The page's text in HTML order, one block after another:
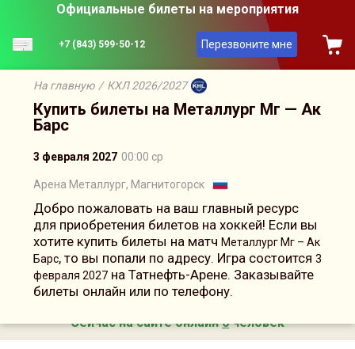
Официальные билеты на мероприятия
+7 (843) 599-50-12 Перезвоните мне
На главную / КХЛ 2026/2027
Купить билеты на Металлург Мг — Ак
Барс
3 февраля 2027 00:00 ср
Арена Металлург, Магнитогорск
Добро пожаловать на ваш главный ресурс
для приобретения билетов на хоккей! Если вы
хотите купить билеты на матч Металлург Мг – Ак
Барс, то вы попали по адресу. Игра состоится 3
февраля 2027 на Татнефть-Арене. Заказывайте
билеты онлайн или по телефону.
Сейчас на сайте онлайн6человек